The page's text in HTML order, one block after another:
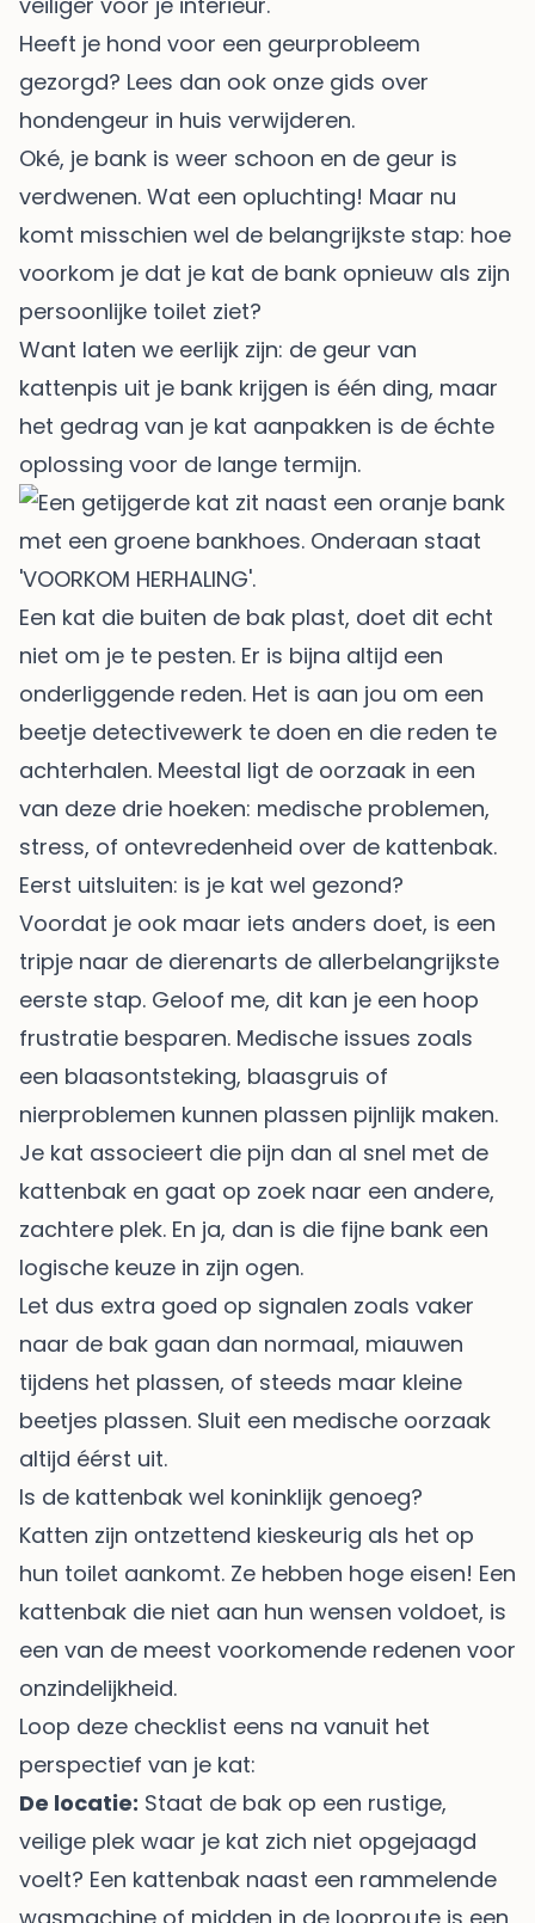
Heeft je hond voor een geurprobleem
gezorgd? Lees dan ook onze gids over
hondengeur in huis verwijderen.
Oké, je bank is weer schoon en de geur is
verdwenen. Wat een opluchting! Maar nu
komt misschien wel de belangrijkste stap: hoe
voorkom je dat je kat de bank opnieuw als zijn
persoonlijke toilet ziet?
Want laten we eerlijk zijn: de geur van
kattenpis uit je bank krijgen is één ding, maar
het gedrag van je kat aanpakken is de échte
oplossing voor de lange termijn.
Een kat die buiten de bak plast, doet dit echt
niet om je te pesten. Er is bijna altijd een
onderliggende reden. Het is aan jou om een
beetje detectivewerk te doen en die reden te
achterhalen. Meestal ligt de oorzaak in een
van deze drie hoeken: medische problemen,
stress, of ontevredenheid over de kattenbak.
Eerst uitsluiten: is je kat wel gezond?
Voordat je ook maar iets anders doet, is een
tripje naar de dierenarts de allerbelangrijkste
eerste stap. Geloof me, dit kan je een hoop
frustratie besparen. Medische issues zoals
een blaasontsteking, blaasgruis of
nierproblemen kunnen plassen pijnlijk maken.
Je kat associeert die pijn dan al snel met de
kattenbak en gaat op zoek naar een andere,
zachtere plek. En ja, dan is die fijne bank een
logische keuze in zijn ogen.
Let dus extra goed op signalen zoals vaker
naar de bak gaan dan normaal, miauwen
tijdens het plassen, of steeds maar kleine
beetjes plassen. Sluit een medische oorzaak
altijd éérst uit.
Is de kattenbak wel koninklijk genoeg?
Katten zijn ontzettend kieskeurig als het op
hun toilet aankomt. Ze hebben hoge eisen! Een
kattenbak die niet aan hun wensen voldoet, is
een van de meest voorkomende redenen voor
onzindelijkheid.
Loop deze checklist eens na vanuit het
perspectief van je kat:
De locatie: Staat de bak op een rustige,
veilige plek waar je kat zich niet opgejaagd
voelt? Een kattenbak naast een rammelende